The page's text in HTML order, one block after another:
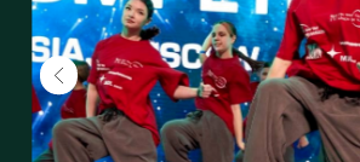
Яркие BSS FM на сцене Upgrade dance
competition 💕